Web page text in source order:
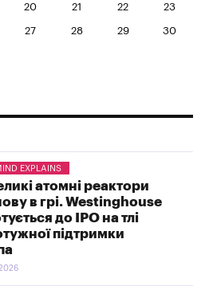
20 21 22 23
27 28 29 30
EXPLAINS
атомні реактори
в грі. Westinghouse
до IPO на тлі
підтримки